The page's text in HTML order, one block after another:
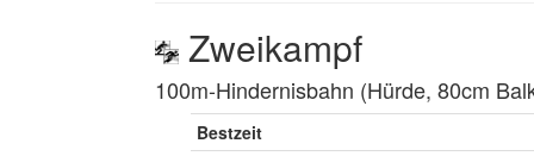
Zweikampf
100m-Hindernisbahn (Hürde, 80cm
Bestzeit